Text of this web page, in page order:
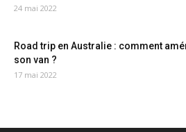
24 mai 2022
Road trip en Australie : comment
son van ?
17 mai 2022